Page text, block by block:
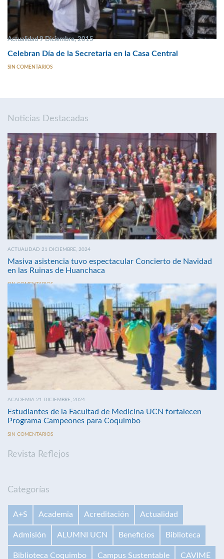
Actualidad 9 Diciembre, 2015
Celebran Día de la Secretaria en la Casa Central
SIN COMENTARIOS
Noticias Destacadas
ACTUALIDAD 21 DICIEMBRE, 2024
Masiva asistencia tuvo espectacular Concierto de Navidad
en las Ruinas de Huanchaca
SIN COMENTARIOS
ACADEMIA 21 DICIEMBRE, 2024
Estudiantes de la Facultad de Medicina UCN fortalecen
Programa Campeones para Coquimbo
SIN COMENTARIOS
Revista Reflejos
Categorías
A+S Academia Acreditación Actualidad
Admisión ALUMNI UCN Beneficios Biblioteca
Biblioteca Coquimbo Campus Sustentable CAVIME